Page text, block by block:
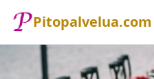
Pitopalvelua.com